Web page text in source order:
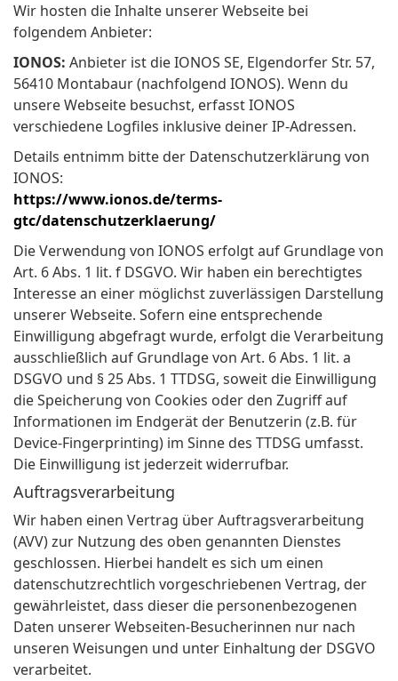
Wir hosten die Inhalte unserer Webseite bei
folgendem Anbieter:
IONOS: Anbieter ist die IONOS SE, Elgendorfer Str. 57,
56410 Montabaur (nachfolgend IONOS). Wenn du
unsere Webseite besuchst, erfasst IONOS
verschiedene Logfiles inklusive deiner IP-Adressen.
Details entnimm bitte der Datenschutzerklärung von
IONOS:
https://www.ionos.de/terms-
gtc/datenschutzerklaerung/
Die Verwendung von IONOS erfolgt auf Grundlage von
Art. 6 Abs. 1 lit. f DSGVO. Wir haben ein berechtigtes
Interesse an einer möglichst zuverlässigen Darstellung
unserer Webseite. Sofern eine entsprechende
Einwilligung abgefragt wurde, erfolgt die Verarbeitung
ausschließlich auf Grundlage von Art. 6 Abs. 1 lit. a
DSGVO und § 25 Abs. 1 TTDSG, soweit die Einwilligung
die Speicherung von Cookies oder den Zugriff auf
Informationen im Endgerät der Benutzerin (z.B. für
Device-Fingerprinting) im Sinne des TTDSG umfasst.
Die Einwilligung ist jederzeit widerrufbar.
Auftragsverarbeitung
Wir haben einen Vertrag über Auftragsverarbeitung
(AVV) zur Nutzung des oben genannten Dienstes
geschlossen. Hierbei handelt es sich um einen
datenschutzrechtlich vorgeschriebenen Vertrag, der
gewährleistet, dass dieser die personenbezogenen
Daten unserer Webseiten-Besucherinnen nur nach
unseren Weisungen und unter Einhaltung der DSGVO
verarbeitet.